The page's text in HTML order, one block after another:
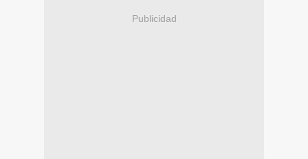
Publicidad